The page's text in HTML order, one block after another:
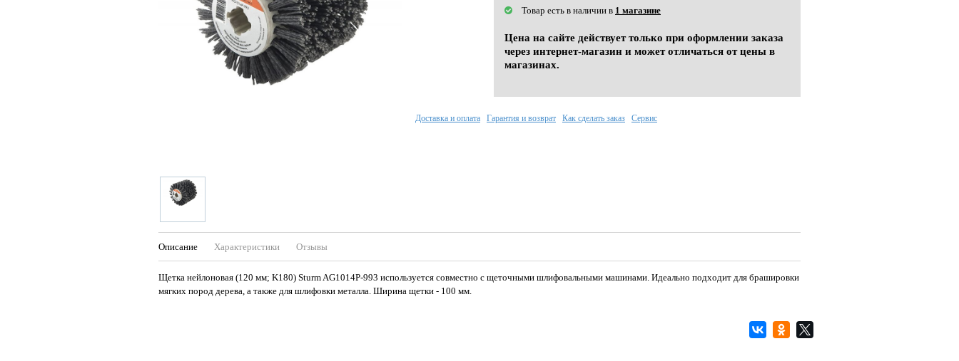
Товар есть в наличии в 1 магазине
Цена на сайте действует только при оформлении заказа
через интернет-магазин и может отличаться от цены в
магазинах.
Описание Характеристики Отзывы
Щетка нейлоновая (120 мм; K180) Sturm AG1014P-993 используется совместно с щеточными шлифовальными машинами. Идеально подходит для брашировки
мягких пород дерева, а также для шлифовки металла. Ширина щетки - 100 мм.
Доставка и оплата Гарантия и возврат Как сделать заказ Сервис